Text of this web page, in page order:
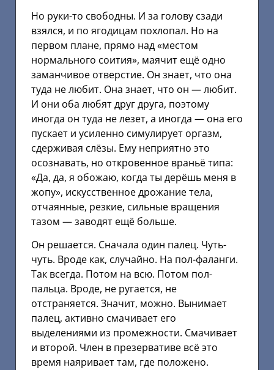
Но руки-то свободны. И за голову сзади
взялся, и по ягодицам похлопал. Но на
первом плане, прямо над «местом
нормального соития», маячит ещё одно
заманчивое отверстие. Он знает, что она
туда не любит. Она знает, что он — любит.
И они оба любят друг друга, поэтому
иногда он туда не лезет, а иногда — она его
пускает и усиленно симулирует оргазм,
сдерживая слёзы. Ему неприятно это
осознавать, но откровенное враньё типа:
«Да, да, я обожаю, когда ты дерёшь меня в
жопу», искусственное дрожание тела,
отчаянные, резкие, сильные вращения
тазом — заводят ещё больше.
Он решается. Сначала один палец. Чуть-
чуть. Вроде как, случайно. На пол-фаланги.
Так всегда. Потом на всю. Потом пол-
пальца. Вроде, не ругается, не
отстраняется. Значит, можно. Вынимает
палец, активно смачивает его
выделениями из промежности. Смачивает
и второй. Член в презервативе всё это
время наяривает там, где положено.